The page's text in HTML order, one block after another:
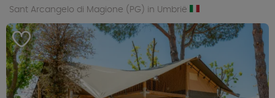
Sant Arcangelo di Magione (PG) in Umbrië